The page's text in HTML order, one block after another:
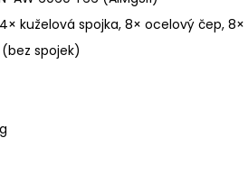
kuželová spojka, 8× ocelový čep,
spojek)